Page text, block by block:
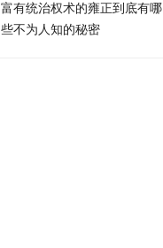
又又切克闹
富有统治权术的雍正到底有哪
些不为人知的秘密